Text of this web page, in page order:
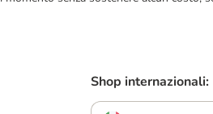
Shop internazionali: